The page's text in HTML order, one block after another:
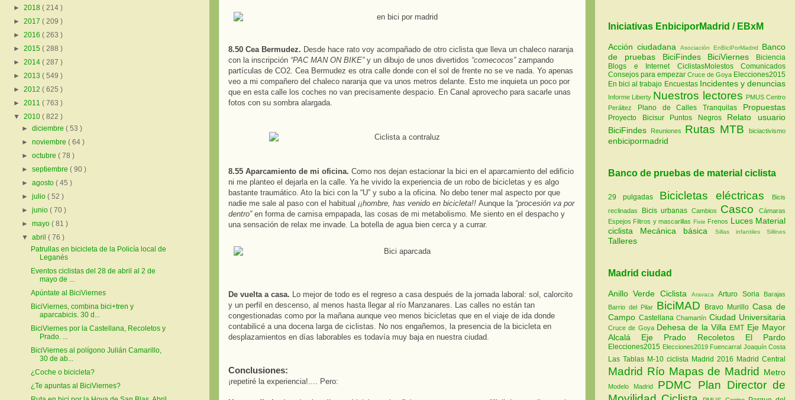
8.50 Cea Bermudez. Desde hace rato voy acompañado de otro ciclista que lleva un chaleco naranja
con la inscripción “PAC MAN ON BIKE”y un dibujo de unos divertidos “comecocos”zampando
partículas de CO2. Cea Bermudez es otra calle donde con el sol de frente no se ve nada. Yo apenas
veo a mi compañero del chaleco naranja que va unos metros delante. Esto me inquieta un poco por
que en esta calle los coches no van precisamente despacio. En Canal aprovecho para sacarle unas
fotos con su sombra alargada.
8.55 Aparcamiento de mi oficina. Como nos dejan estacionar la bici en el aparcamiento del edificio
ni me planteo el dejarla en la calle. Ya he vivido la experiencia de un robo de bicicletas y es algo
bastante traumático. Ato la bici con la “U” y subo a la oficina. No debo tener mal aspecto por que
nadie me sale al paso con el habitual ¡¡hombre, has venido en bicicleta!! Aunque la “procesión va por
dentro” en forma de camisa empapada, las cosas de mi metabolismo. Me siento en el despacho y
una sensación de relax me invade. La botella de agua bien cerca y a currar.
De vuelta a casa. Lo mejor de todo es el regreso a casa después de la jornada laboral: sol, calorcito
y un perfil en descenso, al menos hasta llegar al río Manzanares. Las calles no están tan
congestionadas como por la mañana aunque veo menos bicicletas que en el viaje de ida donde
contabilicé a una docena larga de ciclistas. No nos engañemos, la presencia de la bicicleta en
desplazamientos en días laborables es todavía muy baja en nuestra ciudad.
Conclusiones:
¡repetiré la experiencia!.... Pero:
► 2018 ( 214 )
► 2017 ( 209 )
► 2016 ( 263 )
► 2015 ( 288 )
► 2014 ( 287 )
► 2013 ( 549 )
► 2012 ( 625 )
► 2011 ( 763 )
▼ 2010 ( 822 )
►diciembre( 53 )
►noviembre( 64 )
►octubre( 78 )
►septiembre( 90 )
►agosto( 45 )
►julio( 52 )
►junio( 70 )
►mayo( 81 )
▼abril( 76 )
Patrullas en bicicleta de la Policía local de
Leganés
Eventos ciclistas del 28 de abril al 2 de
mayo de ...
Apúntate al BiciViernes
BiciViernes, combina bici+tren y
aparcabicis. 30 d...
BiciViernes por la Castellana, Recoletos y
Prado. ...
BiciViernes al polígono Julián Camarillo,
30 de ab...
¿Coche o bicicleta?
¿Te apuntas al BiciViernes?
Iniciativas EnbiciporMadrid / EBxM
Acción ciudadana Asociación EnBiciPorMadrid
Banco
de pruebas
BiciFindes BiciViernes
Biciencia
Blogs e Internet
CiclistasMolestos
Comunicados
Consejos para empezar Cruce de Goya Elecciones2015
En bici al trabajo Encuestas Incidentes y denuncias
Informe Liberty Nuestros lectores
PMUS Centro
Peráltez
Plano de Calles Tranquilas Propuestas
Proyecto Bicisur Puntos Negros
Relato usuario
BiciFindes
Reuniones Rutas MTB biciactivismo
enbicipormadrid
Banco de pruebas de material ciclista
29 pulgadas Bicicletas eléctricas
Bicis
reclinadas
Bicis urbanas Cambios Casco
Cámaras
Espejos Filtros y mascarillas Fixie Frenos Luces Material
ciclista
Mecánica básica Sillas infantiles Sillines
Talleres
Madrid ciudad
Anillo Verde Ciclista AravacaArturo Soria
Barajas
Barrio del Pilar BiciMAD Bravo MurilloCasa de
Campo Castellana Chamartín Ciudad Universitaria
Cruce de Goya Dehesa de la Villa EMT Eje Mayor
Alcalá Eje Prado Recoletos El Pardo
Elecciones2015 Elecciones2019 Fuencarral Joaquín Costa
Las Tablas M-10 ciclista Madrid 2016 Madrid Central
Madrid Río Mapas de Madrid Metro
Modelo Madrid PDMC Plan Director de